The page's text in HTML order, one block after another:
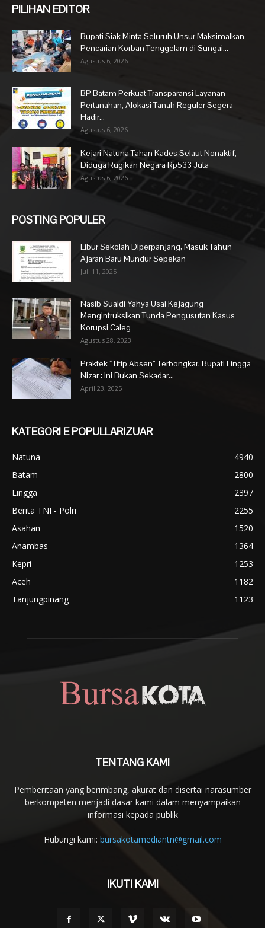
PILIHAN EDITOR
Bupati Siak Minta Seluruh Unsur Maksimalkan
Pencarian Korban Tenggelam di Sungai...
Agustus 6, 2026
BP Batam Perkuat Transparansi Layanan
Pertanahan, Alokasi Tanah Reguler Segera
Hadir...
Agustus 6, 2026
Kejari Natuna Tahan Kades Selaut Nonaktif,
Diduga Rugikan Negara Rp533 Juta
Agustus 6, 2026
POSTING POPULER
Libur Sekolah Diperpanjang, Masuk Tahun
Ajaran Baru Mundur Sepekan
Juli 11, 2025
Nasib Suaidi Yahya Usai Kejagung
Mengintruksikan Tunda Pengusutan Kasus
Korupsi Caleg
Agustus 28, 2023
Praktek “Titip Absen” Terbongkar, Bupati Lingga
Nizar : Ini Bukan Sekadar...
April 23, 2025
KATEGORI E POPULLARIZUAR
Natuna
4940
Batam
2800
Lingga
2397
Berita TNI - Polri
2255
Asahan
1520
Anambas
1364
Kepri
1253
Aceh
1182
Tanjungpinang
1123
TENTANG KAMI
Pemberitaan yang berimbang, akurat dan disertai narasumber
berkompeten menjadi dasar kami dalam menyampaikan
informasi kepada publik
Hubungi kami: bursakotamediantn@gmail.com
IKUTI KAMI